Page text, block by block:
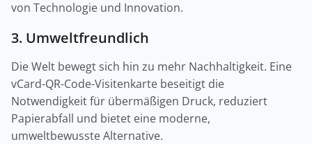
von Technologie und Innovation.
3. Umweltfreundlich
Die Welt bewegt sich hin zu mehr Nachhaltigkeit. Eine
vCard-QR-Code-Visitenkarte beseitigt die
Notwendigkeit für übermäßigen Druck, reduziert
Papierabfall und bietet eine moderne,
umweltbewusste Alternative.